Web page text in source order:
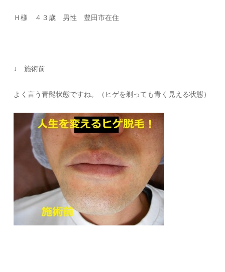
Ｈ様 ４３歳 男性 豊田市在住
↓ 施術前
よく言う青髭状態ですね。（ヒゲを剃っても青く見える状態）